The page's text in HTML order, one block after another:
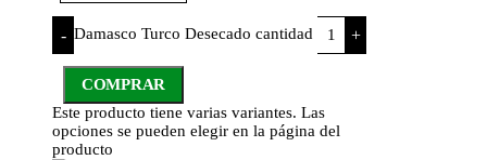
- Damasco Turco Desecado cantidad +
COMPRAR
Este producto tiene varias variantes. Las
opciones se pueden elegir en la página del
producto